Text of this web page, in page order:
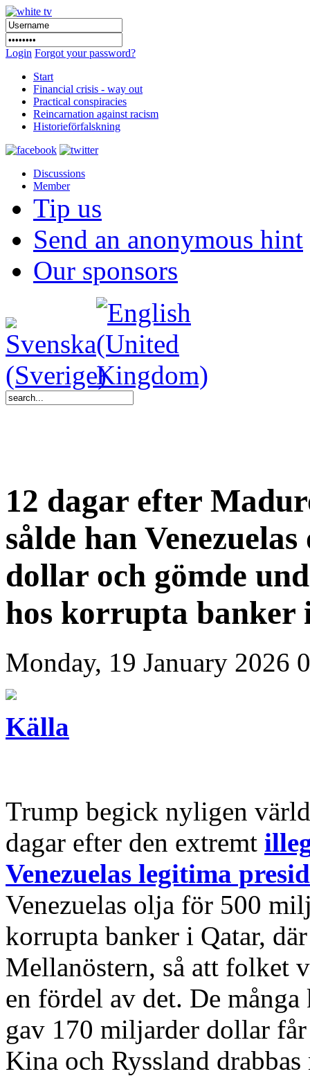
Login Forgot your password?
Start
Financial crisis - way out
Practical conspiracies
Reincarnation against racism
Historieförfalskning
Discussions
Member
Tip us
Send an anonymous hint
Our sponsors
12 dagar efter
sålde han
dollar och gömde
hos korrupta banker
Monday, 19 January 2026
Källa
Trump begick nyligen
dagar efter den extremt
Venezuelas legitima
Venezuelas olja för 500
korrupta banker i Qatar,
Mellanöstern, så att folket
en fördel av det. De
gav 170 miljarder dollar
Kina och Ryssland